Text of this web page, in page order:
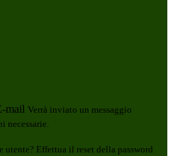
mail Verrà inviato un messaggio
necessarie.
utente? Effettua il reset della password